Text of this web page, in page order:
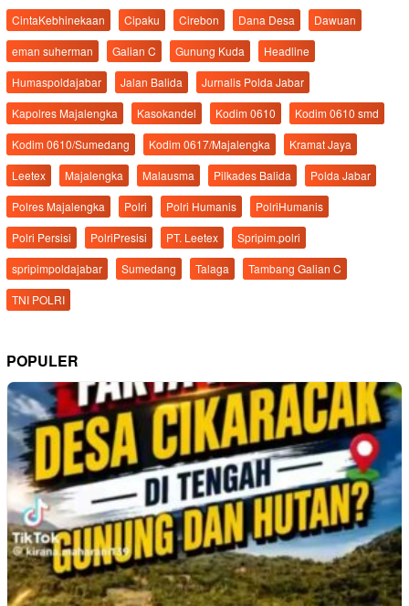
CintaKebhinekaan Cipaku Cirebon Dana Desa
Dawuan
eman suherman
Galian C Gunung Kuda
Headline
Humaspoldajabar
Jalan Balida
Jurnalis Polda Jabar
Kapolres Majalengka
Kasokandel Kodim 0610
Kodim 0610 smd
Kodim 0610/Sumedang
Kodim 0617/Majalengka
Kramat Jaya
Leetex
Majalengka Malausma Pilkades Balida
Polda Jabar
Polres Majalengka
Polri Polri Humanis
PolriHumanis
Polri Persisi
PolriPresisi PT. Leetex
Spripim.polri
spripimpoldajabar
Sumedang Talaga
Tambang Galian C
TNI POLRI
POPULER